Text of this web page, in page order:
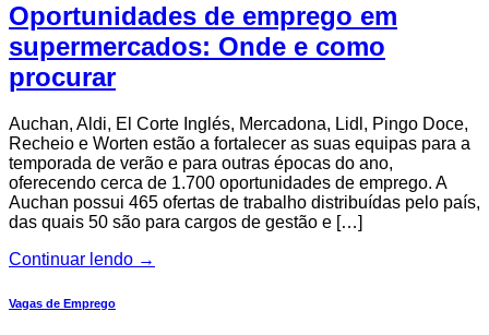
Oportunidades de emprego em
supermercados: Onde e como
procurar
Auchan, Aldi, El Corte Inglés, Mercadona, Lidl, Pingo Doce,
Recheio e Worten estão a fortalecer as suas equipas para a
temporada de verão e para outras épocas do ano,
oferecendo cerca de 1.700 oportunidades de emprego. A
Auchan possui 465 ofertas de trabalho distribuídas pelo país,
das quais 50 são para cargos de gestão e […]
Continuar lendo →
Vagas de Emprego